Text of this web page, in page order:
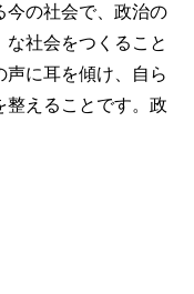
今の社会で、政治の
社会をつくること
声に耳を傾け、自ら
整えることです。政